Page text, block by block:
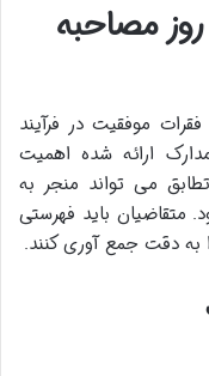
روز مصاحبه
موفقیت در فرآیند
ارائه شده اهمیت
می تواند منجر به
متقاضیان باید فهرستی
به دقت جمع آوری کنند.